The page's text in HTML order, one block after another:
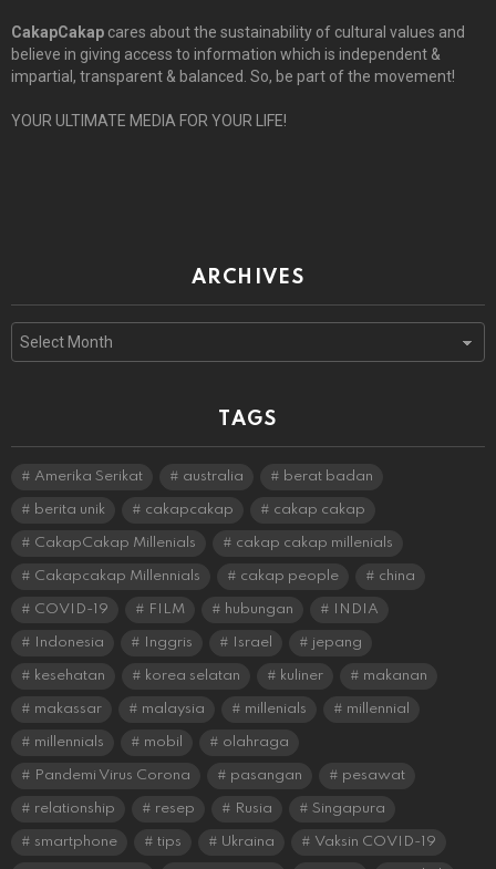
CakapCakap cares about the sustainability of cultural values and
believe in giving access to information which is independent &
impartial, transparent & balanced. So, be part of the movement!
YOUR ULTIMATE MEDIA FOR YOUR LIFE!
ARCHIVES
Archives
TAGS
Amerika Serikat australia berat badan
berita unik cakapcakap cakap cakap
CakapCakap Millenials cakap cakap millenials
Cakapcakap Millennials cakap people china
COVID-19 FILM hubungan INDIA
Indonesia Inggris Israel jepang
kesehatan korea selatan kuliner makanan
makassar malaysia millenials millennial
millennials mobil olahraga
Pandemi Virus Corona pasangan pesawat
relationship resep Rusia Singapura
smartphone tips Ukraina Vaksin COVID-19